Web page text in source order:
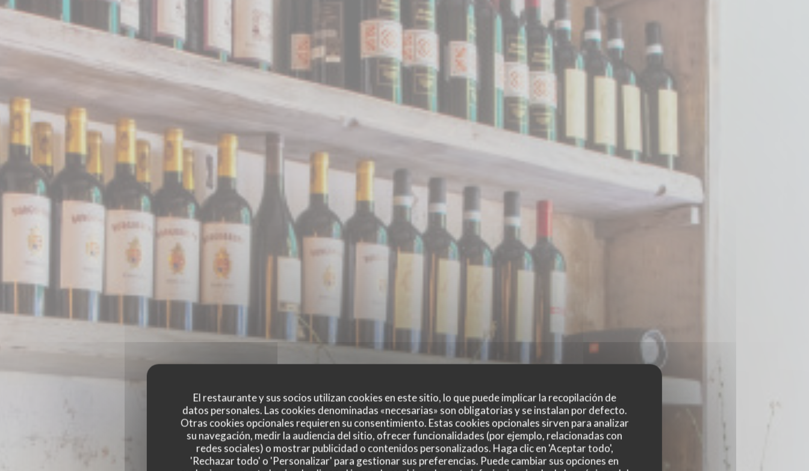
El restaurante y sus socios utilizan cookies en este sitio, lo que puede implicar la recopilación de
datos personales. Las cookies denominadas «necesarias» son obligatorias y se instalan por defecto.
Otras cookies opcionales requieren su consentimiento. Estas cookies opcionales sirven para analizar
su navegación, medir la audiencia del sitio, ofrecer funcionalidades (por ejemplo, relacionadas con
redes sociales) o mostrar publicidad o contenidos personalizados. Haga clic en 'Aceptar todo',
'Rechazar todo' o 'Personalizar' para gestionar sus preferencias. Puede cambiar sus opciones en
PICCOLA TOSCANA